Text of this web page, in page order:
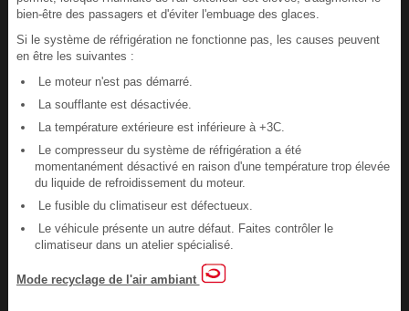
bien-être des passagers et d'éviter l'embuage des glaces.
Si le système de réfrigération ne fonctionne pas, les causes peuvent
en être les suivantes :
Le moteur n'est pas démarré.
La soufflante est désactivée.
La température extérieure est inférieure à +3C.
Le compresseur du système de réfrigération a été
momentanément désactivé en raison d'une température trop élevée
du liquide de refroidissement du moteur.
Le fusible du climatiseur est défectueux.
Le véhicule présente un autre défaut. Faites contrôler le
climatiseur dans un atelier spécialisé.
Mode recyclage de l'air ambiant